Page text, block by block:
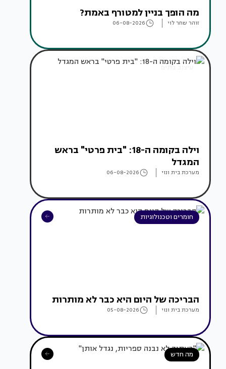
מה הופך בניין למטורף באמת?
זוהר שחר לוי 06-08-2026
עיצוב בתים
וילה בקומה ה-18: "בית פרטי" בראש
המגדל
מערכת בית ונוי 06-08-2026
חומרים וטכנולוגיות
הבריכה של היום היא כבר לא מותרות
מערכת בית ונוי 05-08-2026
מה חדש